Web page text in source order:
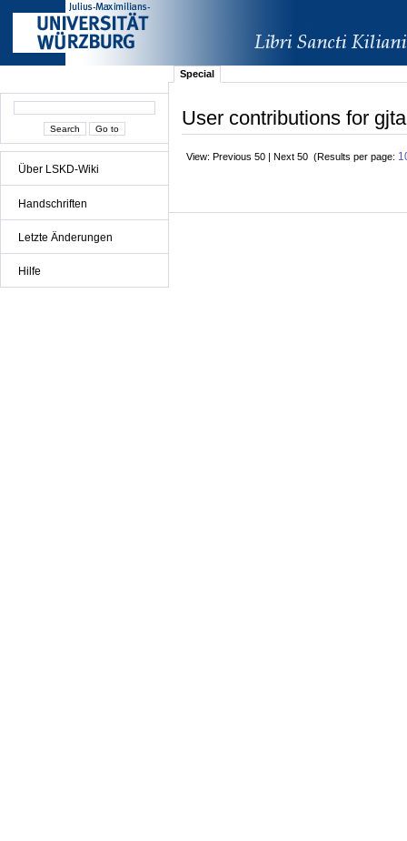
Über LSKD-Wiki
Handschriften
Letzte Änderungen
Hilfe
Special
User contributions for
View: Previous 50 | Next 50 (Results per page: